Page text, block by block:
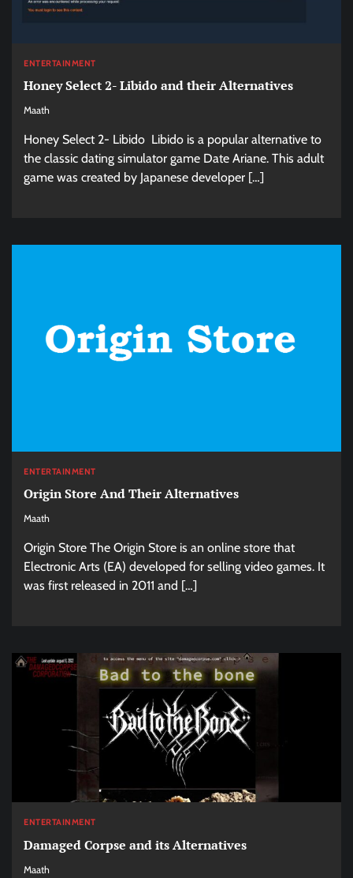
ENTERTAINMENT
Honey Select 2- Libido and their Alternatives
Maath
Honey Select 2- Libido Libido is a popular alternative to
the classic dating simulator game Date Ariane. This adult
game was created by Japanese developer […]
ENTERTAINMENT
Origin Store And Their Alternatives
Maath
Origin Store The Origin Store is an online store that
Electronic Arts (EA) developed for selling video games. It
was first released in 2011 and […]
ENTERTAINMENT
Damaged Corpse and its Alternatives
Maath